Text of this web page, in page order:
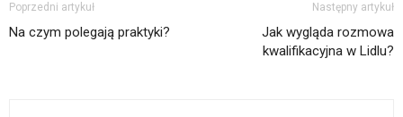
Poprzedni artykuł
Na czym polegają praktyki?
Następny artykuł
Jak wygląda rozmowa
kwalifikacyjna w Lidlu?